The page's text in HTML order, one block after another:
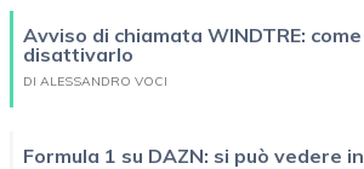
Avviso di chiamata WINDTRE: come
disattivarlo
DI ALESSANDRO VOCI
Formula 1 su DAZN: si può vedere in